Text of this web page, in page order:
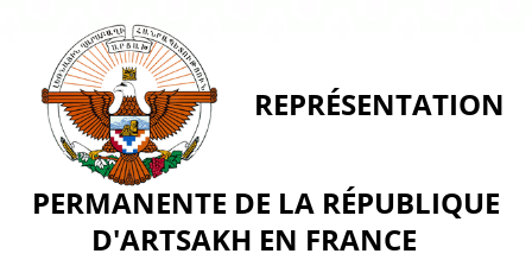
content
REPRÉSENTATION
PERMANENTE DE LA RÉPUBLIQUE
D'ARTSAKH EN FRANCE